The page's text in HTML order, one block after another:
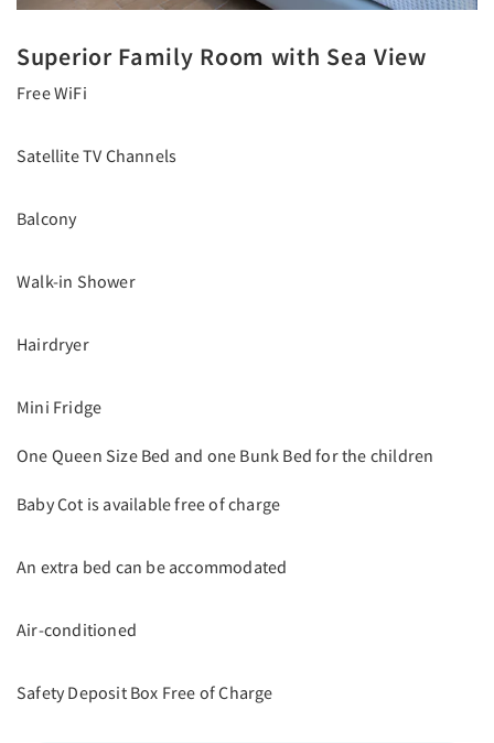
Superior Family Room with Sea View
Free WiFi
Satellite TV Channels
Balcony
Walk-in Shower
Hairdryer
Mini Fridge
One Queen Size Bed and one Bunk Bed for the children
Baby Cot is available free of charge
An extra bed can be accommodated
Air-conditioned
Safety Deposit Box Free of Charge